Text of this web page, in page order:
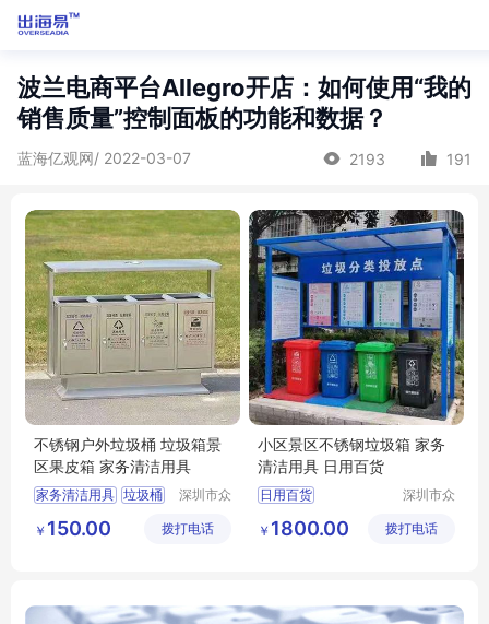
波兰电商平台Allegro开店：如何使用“我的
销售质量”控制面板的功能和数据？
蓝海亿观网/ 2022-03-07 2193 191
不锈钢户外垃圾桶 垃圾箱景
区果皮箱 家务清洁用具
家务清洁用具 垃圾桶
深圳市众
技有限公
￥ 150.00 拨打电话
小区景区不锈钢垃圾箱 家务
清洁用具 日用百货
日用百货
垃圾箱 家用垃圾桶
深圳市众
技有限公
￥ 1800.00 拨打电话